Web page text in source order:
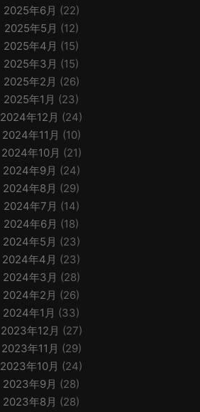
2025年6月 (22)
2025年5月 (12)
2025年4月 (15)
2025年3月 (15)
2025年2月 (26)
2025年1月 (23)
2024年12月 (24)
2024年11月 (10)
2024年10月 (21)
2024年9月 (24)
2024年8月 (29)
2024年7月 (14)
2024年6月 (18)
2024年5月 (23)
2024年4月 (23)
2024年3月 (28)
2024年2月 (26)
2024年1月 (33)
2023年12月 (27)
2023年11月 (29)
2023年10月 (24)
2023年9月 (28)
2023年8月 (28)